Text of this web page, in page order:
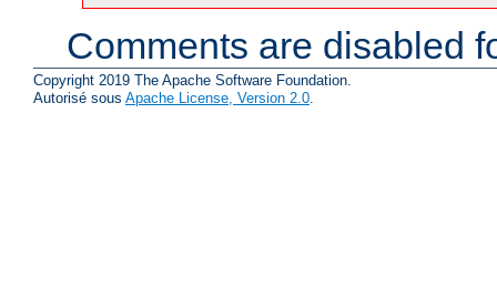
Comments are disabled
Copyright 2019 The Apache Software Foundation.
Autorisé sous Apache License, Version 2.0